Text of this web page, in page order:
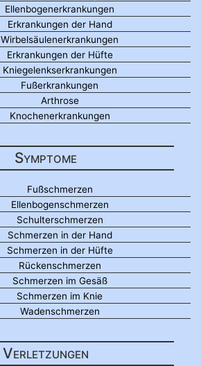
Ellenbogenerkrankungen
Erkrankungen der Hand
Wirbelsäulenerkrankungen
Erkrankungen der Hüfte
Kniegelenkserkrankungen
Fußerkrankungen
Arthrose
Knochenerkrankungen
Symptome
Fußschmerzen
Ellenbogenschmerzen
Schulterschmerzen
Schmerzen in der Hand
Schmerzen in der Hüfte
Rückenschmerzen
Schmerzen im Gesäß
Schmerzen im Knie
Wadenschmerzen
Verletzungen